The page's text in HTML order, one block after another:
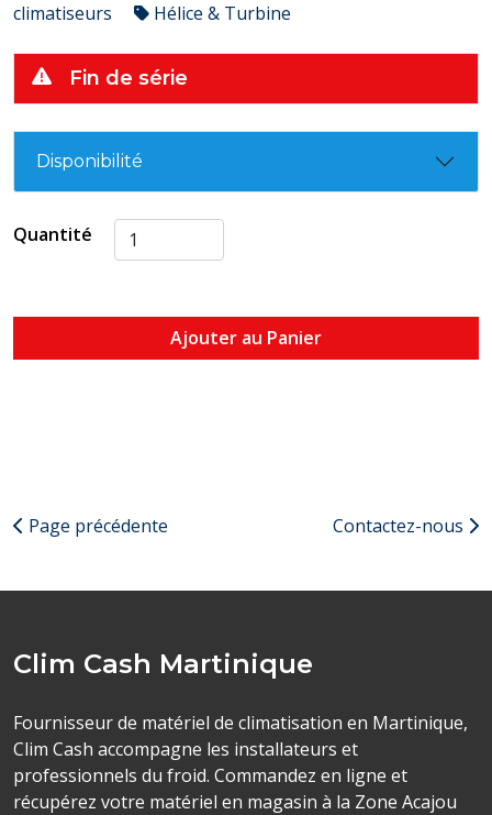
climatiseurs
Hélice & Turbine
Fin de série
Disponibilité
Quantité
Ajouter au Panier
Page précédente Contactez-nous
Clim Cash Martinique
Fournisseur de matériel de climatisation en Martinique,
Clim Cash accompagne les installateurs et
professionnels du froid. Commandez en ligne et
récupérez votre matériel en magasin à la Zone Acajou